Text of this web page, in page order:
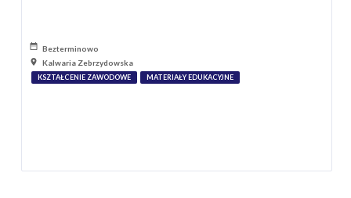
Bezterminowo
Kalwaria Zebrzydowska
KSZTAŁCENIE ZAWODOWE MATERIAŁY EDUKACYJNE